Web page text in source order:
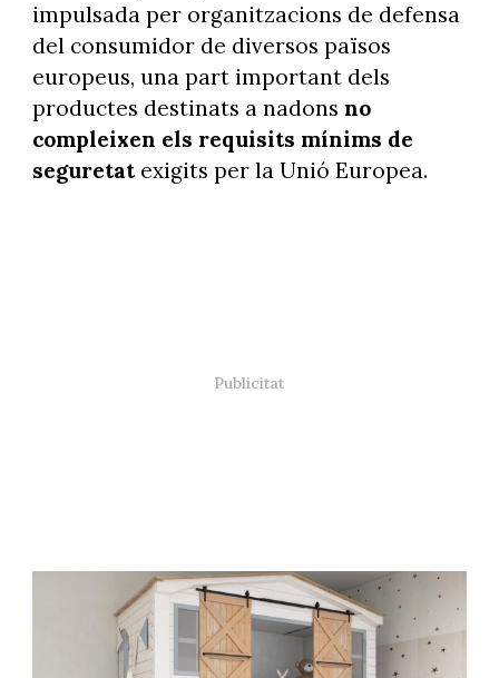
impulsada per organitzacions de defensa
del consumidor de diversos països
europeus, una part important dels
productes destinats a nadons no
compleixen els requisits mínims de
seguretatexigits per la Unió Europea.